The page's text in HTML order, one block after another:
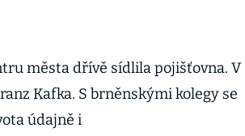
města dřívě sídlila pojišťovna. V
Kafka. S brněnskými kolegy se
údajně i